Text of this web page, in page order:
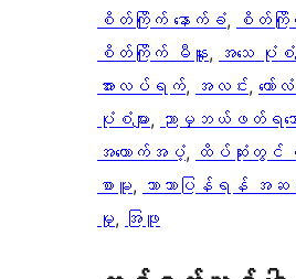
စိတ်ကြိုက် နောက်ခံ, စိတ်ကြို
စိတ်ကြိုက် မီနူး, အသေ ပုံစံ
အားလပ်ရက်, အလင်း, ကေ
ပုံစံများ, ညာမှဘယ်ဖတ်ရသော
အထောက်အပံ့, ထိပ်ဆုံးတွင် က
စာမူ, ဘာသာပြန်ရန် အ
မှု, အြဖူ